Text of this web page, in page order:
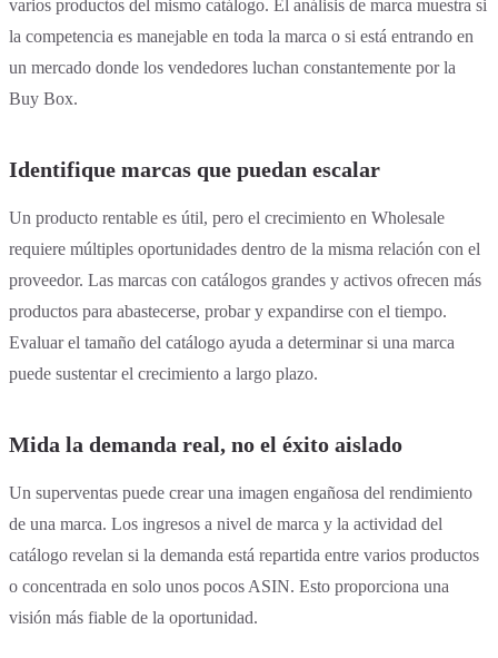
varios productos del mismo catálogo. El análisis de marca muestra si
la competencia es manejable en toda la marca o si está entrando en
un mercado donde los vendedores luchan constantemente por la
Buy Box.
Identifique marcas que puedan escalar
Un producto rentable es útil, pero el crecimiento en Wholesale
requiere múltiples oportunidades dentro de la misma relación con el
proveedor. Las marcas con catálogos grandes y activos ofrecen más
productos para abastecerse, probar y expandirse con el tiempo.
Evaluar el tamaño del catálogo ayuda a determinar si una marca
puede sustentar el crecimiento a largo plazo.
Mida la demanda real, no el éxito aislado
Un superventas puede crear una imagen engañosa del rendimiento
de una marca. Los ingresos a nivel de marca y la actividad del
catálogo revelan si la demanda está repartida entre varios productos
o concentrada en solo unos pocos ASIN. Esto proporciona una
visión más fiable de la oportunidad.